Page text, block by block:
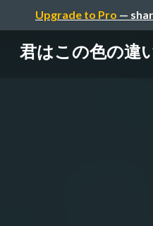
Upgrade to Pro —
君はこの色の違